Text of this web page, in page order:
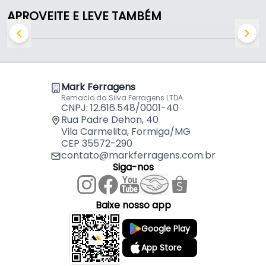
Para Gavetas Italy
por
Para Gavetas Italy
12,94
APROVEITE E LEVE TAMBÉM
Mark Ferragens
Remaclo da Silva Ferragens LTDA
CNPJ: 12.616.548/0001-40
Rua Padre Dehon, 40
Vila Carmelita, Formiga/MG
CEP 35572-290
contato@markferragens.com.br
Siga-nos
Baixe nosso app
Google Play
App Store